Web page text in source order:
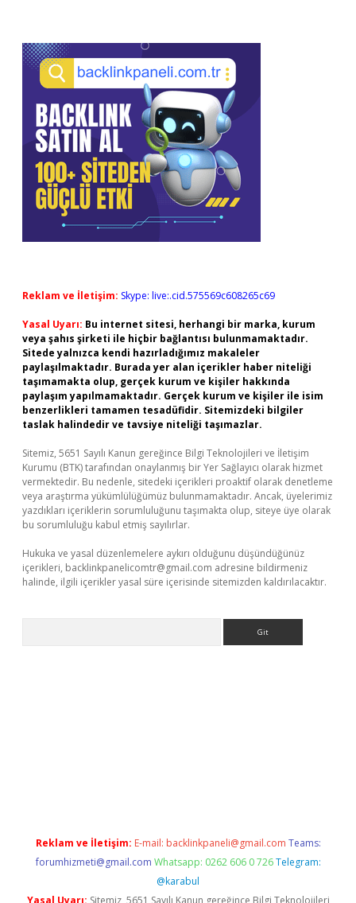
Reklam ve İletişim: Skype: live:.cid.575569c608265c69
Yasal Uyarı: Bu internet sitesi, herhangi bir marka, kurum
veya şahıs şirketi ile hiçbir bağlantısı bulunmamaktadır.
Sitede yalnızca kendi hazırladığımız makaleler
paylaşılmaktadır. Burada yer alan içerikler haber niteliği
taşımamakta olup, gerçek kurum ve kişiler hakkında
paylaşım yapılmamaktadır. Gerçek kurum ve kişiler ile isim
benzerlikleri tamamen tesadüfidir. Sitemizdeki bilgiler
taslak halindedir ve tavsiye niteliği taşımazlar.
Sitemiz, 5651 Sayılı Kanun gereğince Bilgi Teknolojileri ve İletişim
Kurumu (BTK) tarafından onaylanmış bir Yer Sağlayıcı olarak hizmet
vermektedir. Bu nedenle, sitedeki içerikleri proaktif olarak denetleme
veya araştırma yükümlülüğümüz bulunmamaktadır. Ancak, üyelerimiz
yazdıkları içeriklerin sorumluluğunu taşımakta olup, siteye üye olarak
bu sorumluluğu kabul etmiş sayılırlar.
Hukuka ve yasal düzenlemelere aykırı olduğunu düşündüğünüz
içerikleri, backlinkpanelicomtr@gmail.com adresine bildirmeniz
halinde, ilgili içerikler yasal süre içerisinde sitemizden kaldırılacaktır.
Reklam ve İletişim: E-mail: backlinkpaneli@gmail.com Teams:
forumhizmeti@gmail.com Whatsapp: 0262 606 0 726 Telegram:
@karabul
Yasal Uyarı: Sitemiz, 5651 Sayılı Kanun gereğince Bilgi Teknolojileri